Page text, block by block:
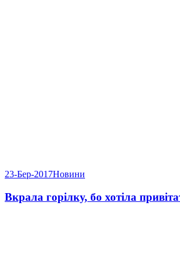
23-Бер-2017Новини
Вкрала горілку, бо хотіла